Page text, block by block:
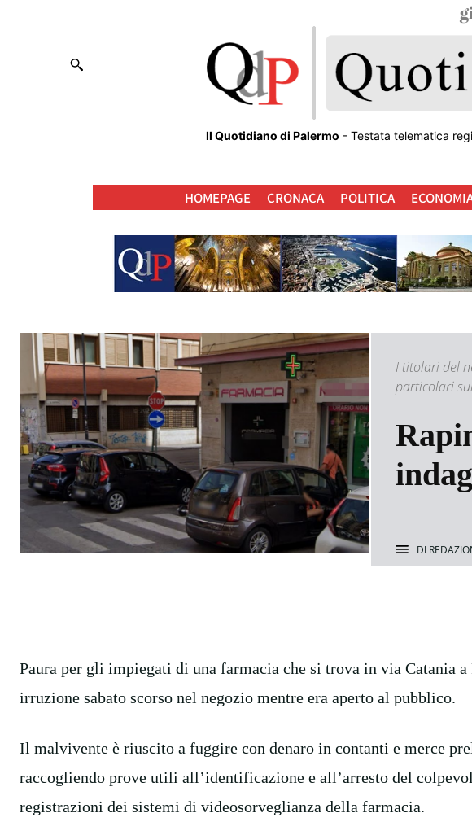
Il Quotidiano di Palermo - Testata telematica
HOMEPAGE CRONACA POLITICA
I titolari del
particolari
DI
Paura per gli impiegati di una farmacia che si trova in via Catania
irruzione sabato scorso nel negozio mentre era aperto al pubblico.
Il malvivente è riuscito a fuggire con denaro in contanti e merce
raccogliendo prove utili all’identificazione e all’arresto del
registrazioni dei sistemi di videosorveglianza della farmacia.